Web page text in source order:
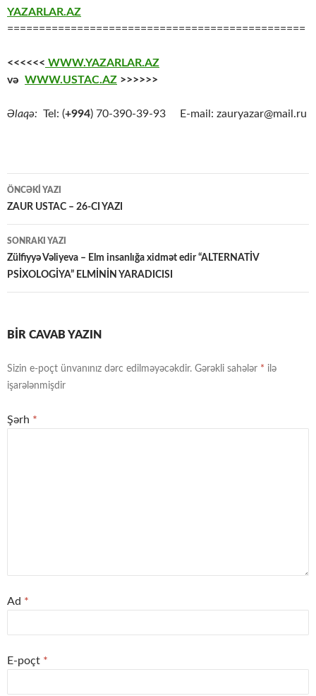
YAZARLAR.AZ
===============================================
<<<<<< WWW.YAZARLAR.AZ
və WWW.USTAC.AZ >>>>>>
Əlaqə: Tel: (+994) 70-390-39-93 E-mail: zauryazar@mail.ru
Yazılar
üzrə
naviqasiya
ÖNCƏKI YAZI
ZAUR USTAC – 26-CI YAZI
SONRAKI YAZI
Zülfiyyə Vəliyeva – Elm insanlığa xidmət edir “ALTERNATİV
PSİXOLOGİYA” ELMİNİN YARADICISI
BIR CAVAB YAZIN
Sizin e-poçt ünvanınız dərc edilməyəcəkdir. Gərəkli sahələr * ilə
işarələnmişdir
Şərh *
Ad *
E-poçt *